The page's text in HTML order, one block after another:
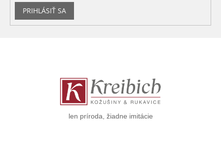
PRIHLÁSIŤ SA
len príroda, žiadne imitácie